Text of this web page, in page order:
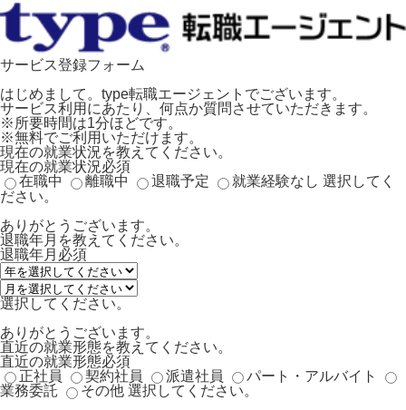
サービス登録フォーム
はじめまして。type転職エージェントでございます。
サービス利用にあたり、何点か質問させていただきます。
※所要時間は1分ほどです。
※無料でご利用いただけます。
現在の就業状況を教えてください。
現在の就業状況必須
在職中
離職中 退職予定 就業経験なし 選択してく
ださい。
ありがとうございます。
退職年月を教えてください。
退職年月 必須
選択してください。
ありがとうございます。
直近の就業形態を教えてください。
直近の就業形態必須
正社員
契約社員 派遣社員
パート・アルバイト
業務委託
その他 選択してください。